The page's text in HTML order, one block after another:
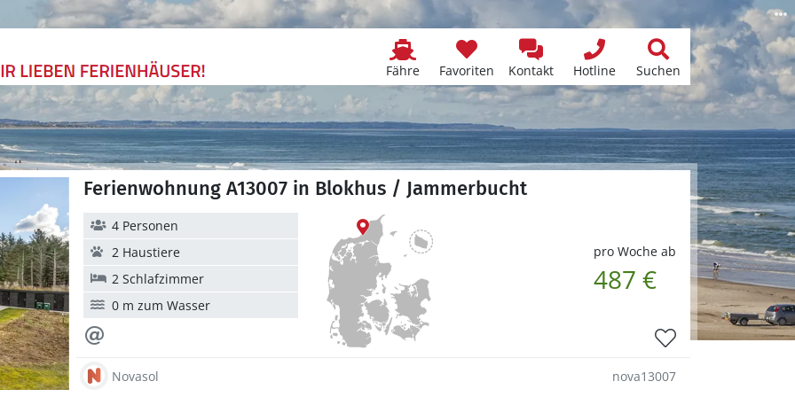
Fähre Favoriten Kontakt Hotline Suchen
Ferienwohnung A13007 in Blokhus / Jammerbucht
pro Woche ab
487 €
4 Personen
2 Haustiere
2 Schlafzimmer
0 m zum Wasser
Novasol nova13007